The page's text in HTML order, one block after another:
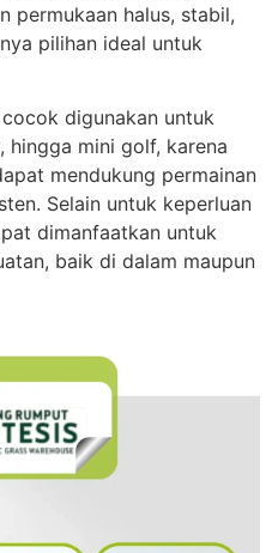
permukaan halus, stabil,
pilihan ideal untuk
digunakan untuk
hingga mini golf, karena
mendukung permainan
Selain untuk keperluan
dimanfaatkan untuk
baik di dalam maupun